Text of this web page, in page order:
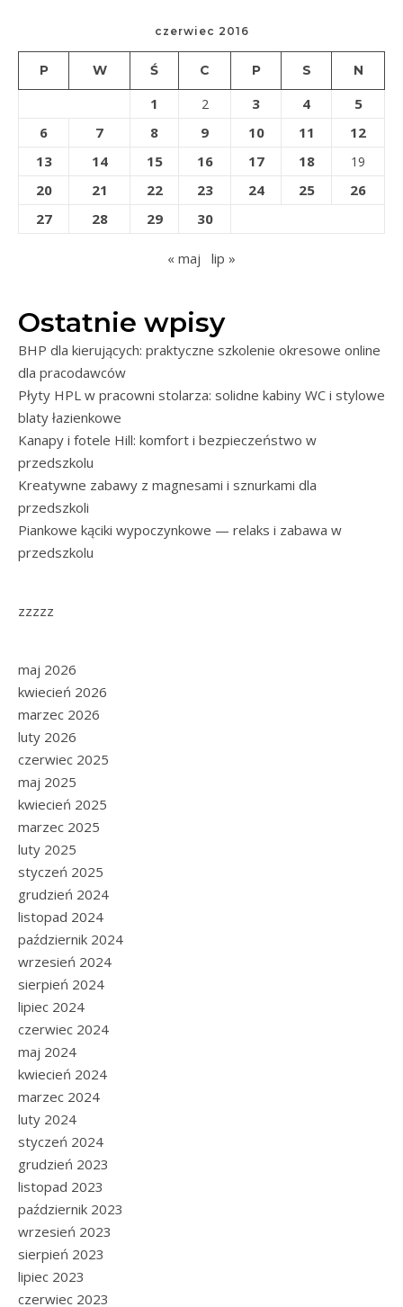
czerwiec 2016
P W Ś C P S N
1 2 3 4
5
6
7 8 9 10 11
12
13
14 15 16 17 18 19
20 21 22 23 24 25
26
27
28 29 30
« maj lip »
Ostatnie wpisy
BHP dla kierujących: praktyczne szkolenie okresowe online
dla pracodawców
Płyty HPL w pracowni stolarza: solidne kabiny WC i stylowe
blaty łazienkowe
Kanapy i fotele Hill: komfort i bezpieczeństwo w
przedszkolu
Kreatywne zabawy z magnesami i sznurkami dla
przedszkoli
Piankowe kąciki wypoczynkowe — relaks i zabawa w
przedszkolu
zzzzz
maj 2026
kwiecień 2026
marzec 2026
luty 2026
czerwiec 2025
maj 2025
kwiecień 2025
marzec 2025
luty 2025
styczeń 2025
grudzień 2024
listopad 2024
październik 2024
wrzesień 2024
sierpień 2024
lipiec 2024
czerwiec 2024
maj 2024
kwiecień 2024
marzec 2024
luty 2024
styczeń 2024
grudzień 2023
listopad 2023
październik 2023
wrzesień 2023
sierpień 2023
lipiec 2023
czerwiec 2023